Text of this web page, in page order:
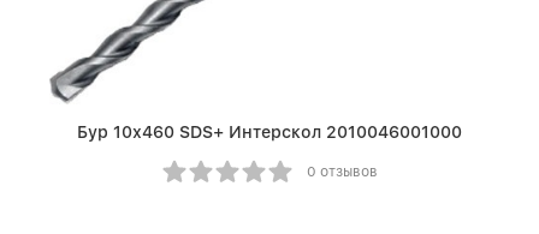
Бур 10х460 SDS+ Интерскол 2010046001000
0 отзывов